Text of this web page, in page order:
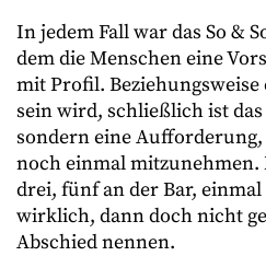
In jedem Fall war das So &
dem die Menschen eine
mit Profil. Beziehungsweise
sein wird, schließlich ist
sondern eine
noch einmal mitzunehmen.
drei, fünf an der Bar,
wirklich, dann doch nicht
Abschied nennen.